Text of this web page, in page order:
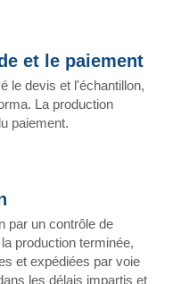
et le paiement
le devis et l'échantillon,
La production
paiement.
par un contrôle de
production terminée,
et expédiées par voie
les délais impartis et